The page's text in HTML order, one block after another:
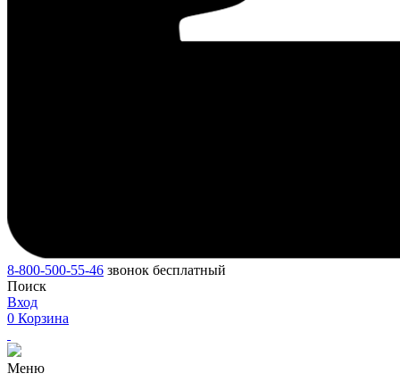
8-800-500-55-46 звонок бесплатный
Поиск
Вход
0 Корзина
Меню